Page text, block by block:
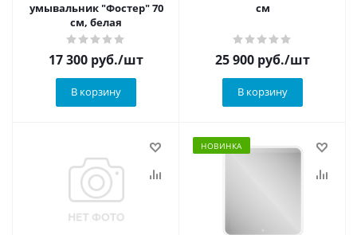
умывальник "Фостер" 70
см, белая
17 300 руб./шт
В корзину
см
25 900 руб./шт
В корзину
НОВИНКА